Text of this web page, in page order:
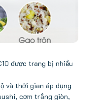
được trang bị nhiều
và thời gian áp dụng
cơm trắng giòn,